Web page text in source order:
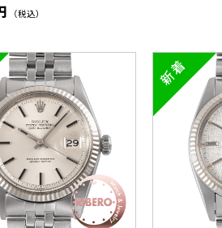
（税込）